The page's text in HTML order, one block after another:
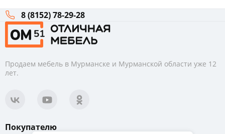
8 (8152) 78-29-28
Продаем мебель в Мурманске и Мурманской области уже 12
лет.
Покупателю